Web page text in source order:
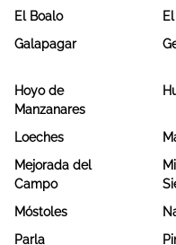
El Boalo
Galapagar
Hoyo de
Manzanares
Loeches
Mejorada del
Campo
Móstoles
Parla